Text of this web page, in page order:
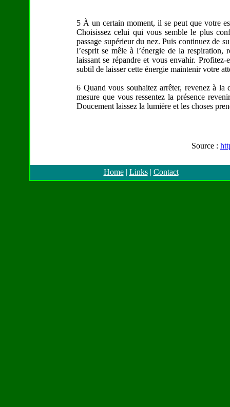
5 À un certain moment, il se peut que votre
Choisissez celui qui vous semble le plus
passage supérieur du nez. Puis continuez de
l’esprit se mêle à l’énergie de la respiration,
laissant se répandre et vous envahir.
subtil de laisser cette énergie maintenir votre
6 Quand vous souhaitez arrêter, revenez à
mesure que vous ressentez la présence
Doucement laissez la lumière et les choses
Source :
Home| Links| Contact